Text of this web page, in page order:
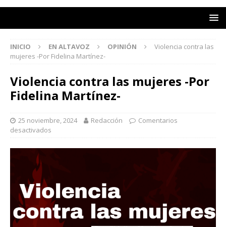
INICIO EN ALTAVOZ OPINIÓN
Violencia contra las
mujeres -Por Fidelina Martínez-
Violencia contra las mujeres -Por
Fidelina Martínez-
25 noviembre, 2024 Redacción
Comentarios
desactivados